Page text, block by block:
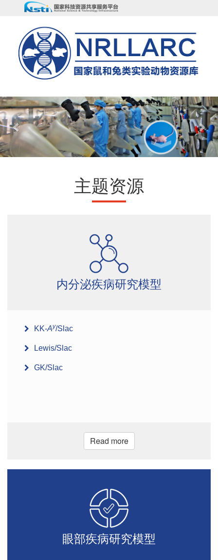
Previous
主题资源
内分泌疾病研究模型
KK-Ay/Slac
Lewis/Slac
GK/Slac
Read more
眼部疾病研究模型